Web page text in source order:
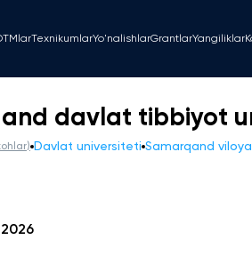
TexnikumlarYo'nalishlarGrantlarYangiliklar
davlat tibbiyot
) Davlat universiteti Samarqand